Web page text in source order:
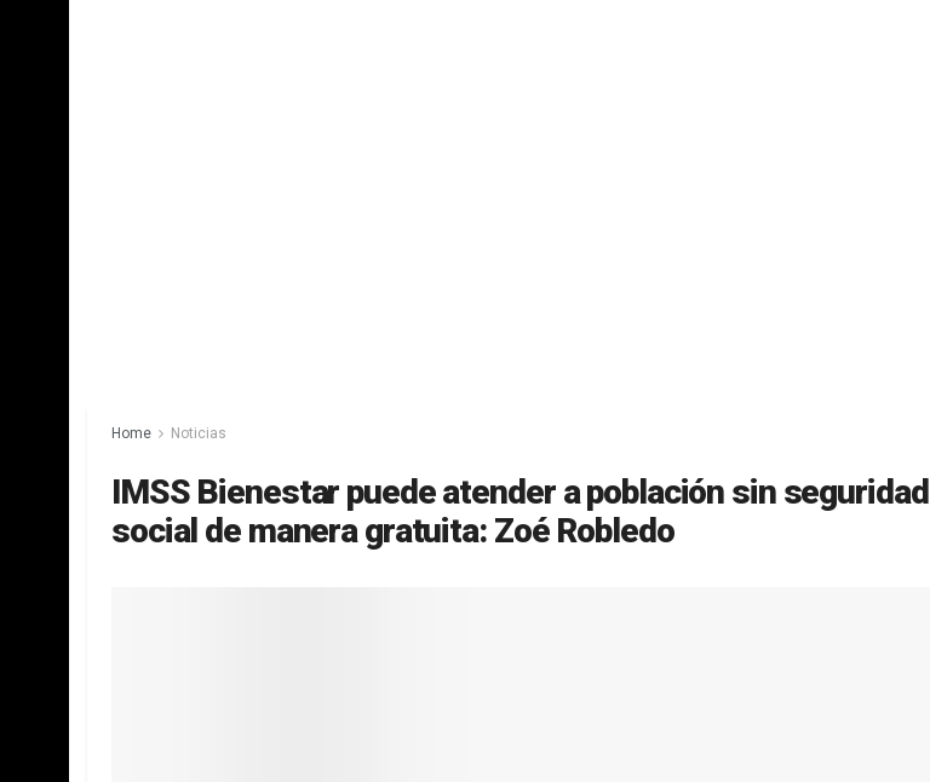
Home Noticias
IMSS Bienestar puede atender a población sin seguridad
social de manera gratuita: Zoé Robledo